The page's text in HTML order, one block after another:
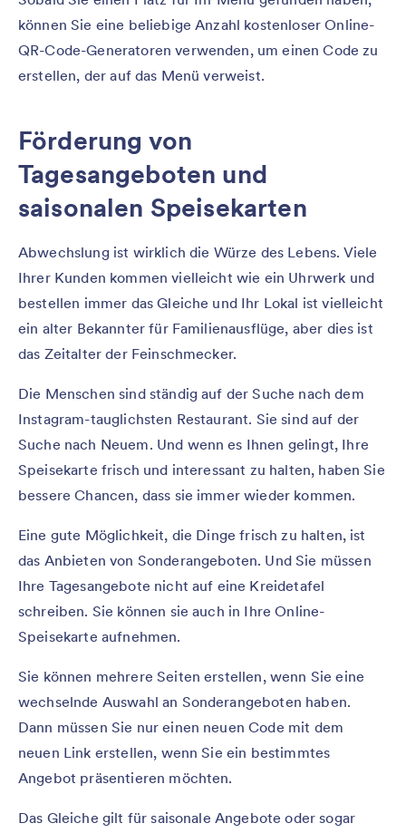
können Sie eine beliebige Anzahl kostenloser Online-
QR-Code-Generatoren verwenden, um einen Code zu
erstellen, der auf das Menü verweist.
Förderung von
Tagesangeboten und
saisonalen Speisekarten
Abwechslung ist wirklich die Würze des Lebens. Viele
Ihrer Kunden kommen vielleicht wie ein Uhrwerk und
bestellen immer das Gleiche und Ihr Lokal ist vielleicht
ein alter Bekannter für Familienausflüge, aber dies ist
das Zeitalter der Feinschmecker.
Die Menschen sind ständig auf der Suche nach dem
Instagram-tauglichsten Restaurant. Sie sind auf der
Suche nach Neuem. Und wenn es Ihnen gelingt, Ihre
Speisekarte frisch und interessant zu halten, haben Sie
bessere Chancen, dass sie immer wieder kommen.
Eine gute Möglichkeit, die Dinge frisch zu halten, ist
das Anbieten von Sonderangeboten. Und Sie müssen
Ihre Tagesangebote nicht auf eine Kreidetafel
schreiben. Sie können sie auch in Ihre Online-
Speisekarte aufnehmen.
Sie können mehrere Seiten erstellen, wenn Sie eine
wechselnde Auswahl an Sonderangeboten haben.
Dann müssen Sie nur einen neuen Code mit dem
neuen Link erstellen, wenn Sie ein bestimmtes
Angebot präsentieren möchten.
Das Gleiche gilt für saisonale Angebote oder sogar